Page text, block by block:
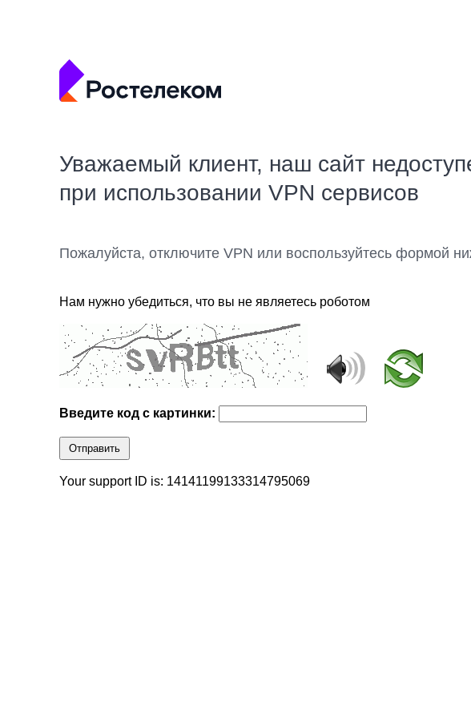
Уважаемый клиент, наш сайт
при использовании VPN сервисов
Пожалуйста, отключите VPN или воспользуйтесь формой
Нам нужно убедиться, что вы не являетесь роботом
Введите код с картинки:
Отправить
Your support ID is: 14141199133314795069